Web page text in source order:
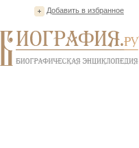
Добавить в избранное